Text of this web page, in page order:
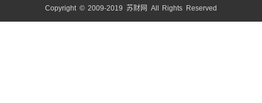
Copyright © 2009-2019 苏财网 All Rights Reserved